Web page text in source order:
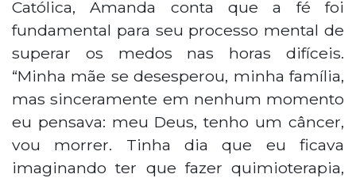
Católica, Amanda conta que a fé foi
fundamental para seu processo mental de
superar os medos nas horas difíceis.
“Minha mãe se desesperou, minha família,
mas sinceramente em nenhum momento
eu pensava: meu Deus, tenho um câncer,
vou morrer. Tinha dia que eu ficava
imaginando ter que fazer quimioterapia,